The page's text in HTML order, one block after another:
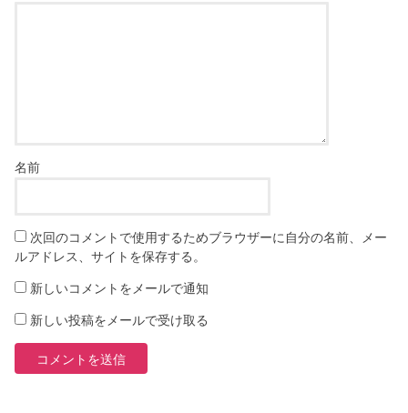
名前
次回のコメントで使用するためブラウザーに自分の名前、メー
ルアドレス、サイトを保存する。
新しいコメントをメールで通知
新しい投稿をメールで受け取る